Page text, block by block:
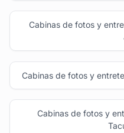
Cabinas de fotos y
Cabinas de fotos y
Cabinas de fotos y